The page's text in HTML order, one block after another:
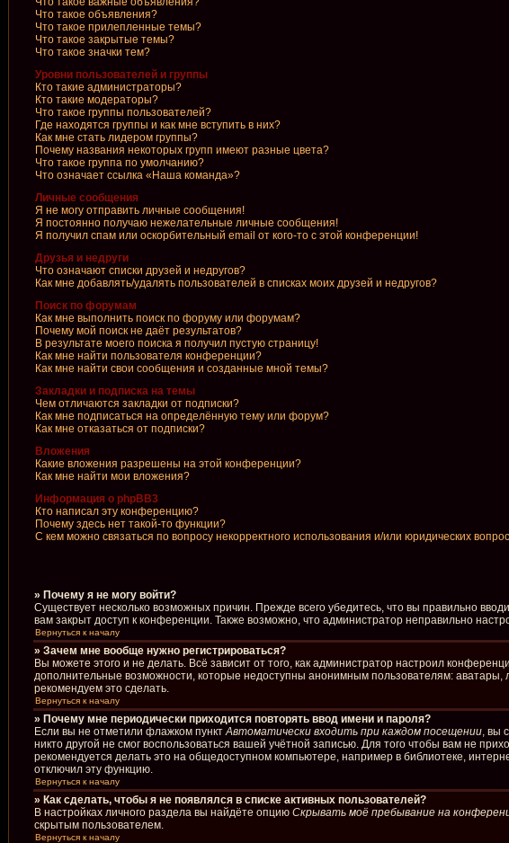
Что такое объявления?
Что такое прилепленные темы?
Что такое закрытые темы?
Что такое значки тем?
Уровни пользователей и группы
Кто такие администраторы?
Кто такие модераторы?
Что такое группы пользователей?
Где находятся группы и как мне вступить в них?
Как мне стать лидером группы?
Почему названия некоторых групп имеют разные цвета?
Что такое группа по умолчанию?
Что означает ссылка «Наша команда»?
Личные сообщения
Я не могу отправить личные сообщения!
Я постоянно получаю нежелательные личные сообщения!
Я получил спам или оскорбительный email от кого-то с этой конференции!
Друзья и недруги
Что означают списки друзей и недругов?
Как мне добавлять/удалять пользователей в списках моих друзей и недругов?
Поиск по форумам
Как мне выполнить поиск по форуму или форумам?
Почему мой поиск не даёт результатов?
В результате моего поиска я получил пустую страницу!
Как мне найти пользователя конференции?
Как мне найти свои сообщения и созданные мной темы?
Закладки и подписка на темы
Чем отличаются закладки от подписки?
Как мне подписаться на определённую тему или форум?
Как мне отказаться от подписки?
Вложения
Какие вложения разрешены на этой конференции?
Как мне найти мои вложения?
Информация о phpBB3
Кто написал эту конференцию?
Почему здесь нет такой-то функции?
С кем можно связаться по вопросу некорректного использования и/или юридических
» Почему я не могу войти?
Существует несколько возможных причин. Прежде всего убедитесь, что вы правильно
вам закрыт доступ к конференции. Также возможно, что администратор неправильно
Вернуться к началу
» Зачем мне вообще нужно регистрироваться?
Вы можете этого и не делать. Всё зависит от того, как администратор настроил
дополнительные возможности, которые недоступны анонимным пользователям: аватары,
рекомендуем это сделать.
Вернуться к началу
» Почему мне периодически приходится повторять ввод имени и пароля?
Если вы не отметили флажком пунктАвтоматически входить при каждом посещении, вы
никто другой не смог воспользоваться вашей учётной записью. Для того чтобы вам не
рекомендуется делать это на общедоступном компьютере, например в библиотеке,
отключил эту функцию.
Вернуться к началу
» Как сделать, чтобы я не появлялся в списке активных пользователей?
В настройках личного раздела вы найдёте опцию Скрывать моё пребывание на
скрытым пользователем.
Вернуться к началу